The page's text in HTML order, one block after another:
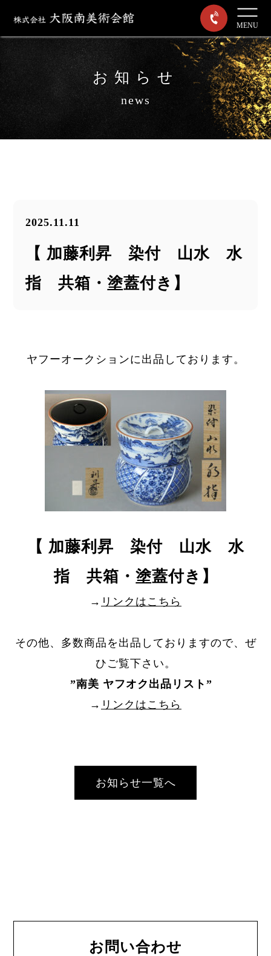
MENU
お知らせ
news
2025.11.11
【 加藤利昇 染付 山水 水
指 共箱・塗蓋付き】
ヤフーオークションに出品しております。
【 加藤利昇 染付 山水 水
指 共箱・塗蓋付き】
→ リンクはこちら
その他、多数商品を出品しておりますので、ぜ
ひご覧下さい。
”南美 ヤフオク出品リスト ”
→ リンクはこちら
お知らせ一覧へ
お問い合わせ